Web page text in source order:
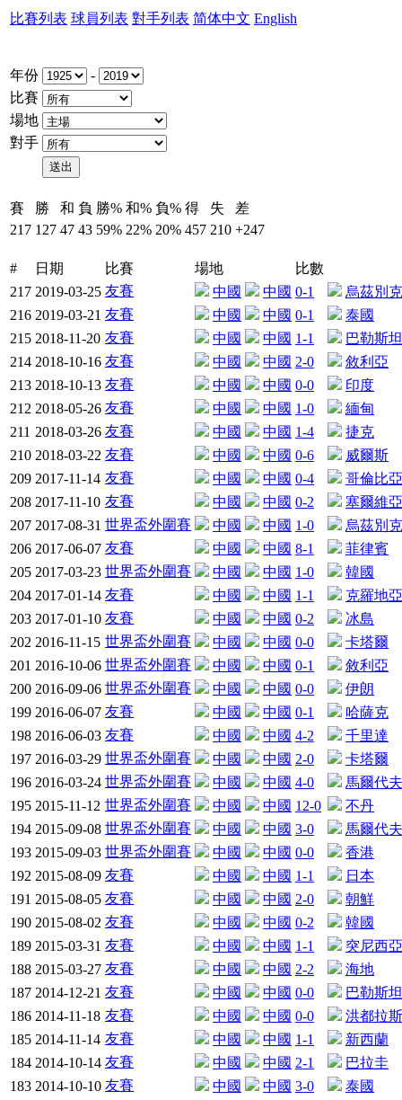
比賽列表 球員列表 對手列表 简体中文 English
年份
-
比賽
場地
對手
賽 勝 和 負 勝% 和% 負% 得 失
差
217 127 47 43 59% 22% 20% 457 210 +247
# 日期 比賽 場地
比數
217 2019-03-25 友賽 中國 中國 0-1
烏茲別克
216 2019-03-21 友賽 中國 中國 0-1
泰國
215 2018-11-20 友賽 中國 中國 1-1
巴勒斯坦
214 2018-10-16 友賽 中國 中國 2-0
敘利亞
213 2018-10-13 友賽 中國 中國 0-0
印度
212 2018-05-26 友賽 中國 中國 1-0
緬甸
211 2018-03-26 友賽 中國 中國 1-4
捷克
210 2018-03-22 友賽 中國 中國 0-6
威爾斯
209 2017-11-14 友賽 中國 中國 0-4
哥倫比亞
208 2017-11-10 友賽 中國 中國 0-2
塞爾維亞
207 2017-08-31 世界盃外圍賽 中國 中國 1-0
烏茲別克
206 2017-06-07 友賽 中國 中國 8-1
菲律賓
205 2017-03-23 世界盃外圍賽 中國 中國 1-0
韓國
204 2017-01-14 友賽 中國 中國 1-1
克羅地亞
203 2017-01-10 友賽 中國 中國 0-2
冰島
202 2016-11-15 世界盃外圍賽 中國 中國 0-0
卡塔爾
201 2016-10-06 世界盃外圍賽 中國 中國 0-1
敘利亞
200 2016-09-06 世界盃外圍賽 中國 中國 0-0
伊朗
199 2016-06-07 友賽 中國 中國 0-1
哈薩克
198 2016-06-03 友賽 中國 中國 4-2
千里達
197 2016-03-29 世界盃外圍賽 中國 中國 2-0
卡塔爾
196 2016-03-24 世界盃外圍賽 中國 中國 4-0
馬爾代夫
195 2015-11-12 世界盃外圍賽 中國 中國 12-0
不丹
194 2015-09-08 世界盃外圍賽 中國 中國 3-0
馬爾代夫
193 2015-09-03 世界盃外圍賽 中國 中國 0-0
香港
192 2015-08-09 友賽 中國 中國 1-1
日本
191 2015-08-05 友賽 中國 中國 2-0
朝鮮
190 2015-08-02 友賽 中國 中國 0-2
韓國
189 2015-03-31 友賽 中國 中國 1-1
突尼西亞
188 2015-03-27 友賽 中國 中國 2-2
海地
187 2014-12-21 友賽 中國 中國 0-0
巴勒斯坦
186 2014-11-18 友賽 中國 中國 0-0
洪都拉斯
185 2014-11-14 友賽 中國 中國 1-1
新西蘭
184 2014-10-14 友賽 中國 中國 2-1
巴拉圭
183 2014-10-10 友賽 中國 中國 3-0
泰國